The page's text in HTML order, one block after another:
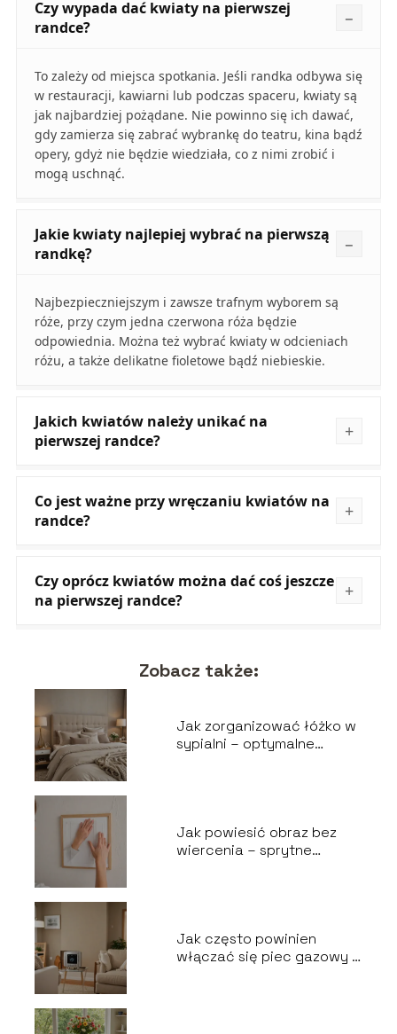
Czy wypada dać kwiaty na pierwszej
randce?
To zależy od miejsca spotkania. Jeśli randka odbywa się
w restauracji, kawiarni lub podczas spaceru, kwiaty są
jak najbardziej pożądane. Nie powinno się ich dawać,
gdy zamierza się zabrać wybrankę do teatru, kina bądź
opery, gdyż nie będzie wiedziała, co z nimi zrobić i
mogą uschnąć.
Jakie kwiaty najlepiej wybrać na pierwszą
randkę?
Najbezpieczniejszym i zawsze trafnym wyborem są
róże, przy czym jedna czerwona róża będzie
odpowiednia. Można też wybrać kwiaty w odcieniach
różu, a także delikatne fioletowe bądź niebieskie.
Jakich kwiatów należy unikać na
pierwszej randce?
Co jest ważne przy wręczaniu kwiatów na
randce?
Czy oprócz kwiatów można dać coś jeszcze
na pierwszej randce?
Zobacz także:
Jak zorganizować łóżko w
sypialni – optymalne
Jak powiesić obraz bez
wiercenia – sprytne
Jak często powinien
włączać się piec gazowy –